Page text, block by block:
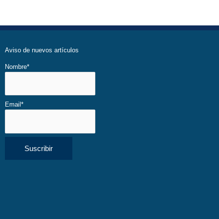
Aviso de nuevos artículos
Nombre*
Email*